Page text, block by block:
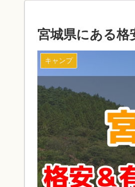
宮城県にある格
キャンプ